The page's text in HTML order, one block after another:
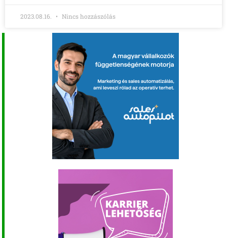
2023.08.16. Nincs hozzászólás